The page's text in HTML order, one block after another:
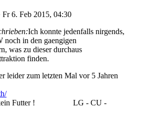
Fr 6. Feb 2015, 04:30
Ich konnte jedenfalls nirgends,
noch in den gaengigen
was zu dieser durchaus
finden.
leider zum letzten Mal vor 5 Jahren
Futter !
LG - CU -